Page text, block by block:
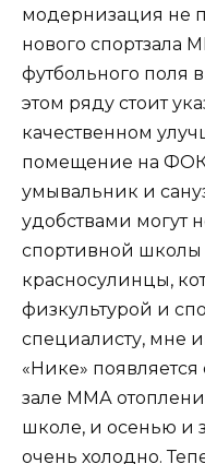
модернизация не
нового спортзала
футбольного поля
этом ряду стоит
качественном
помещение на
умывальник и
удобствами могут
спортивной школы
красносулинцы,
физкультурой и
специалисту, мне
«Нике»
зале ММА
школе, и осенью и
очень холодно.